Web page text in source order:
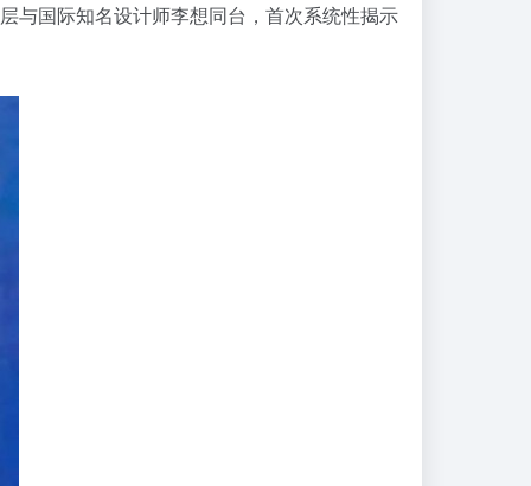
与国际知名设计师李想同台， 首次系统性揭示